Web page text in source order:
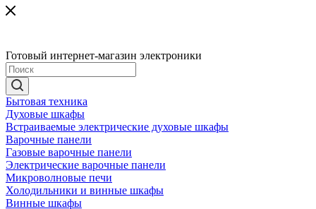
Готовый интернет-магазин электроники
Бытовая техника
Духовые шкафы
Встраиваемые электрические духовые шкафы
Варочные панели
Газовые варочные панели
Электрические варочные панели
Микроволновые печи
Холодильники и винные шкафы
Винные шкафы